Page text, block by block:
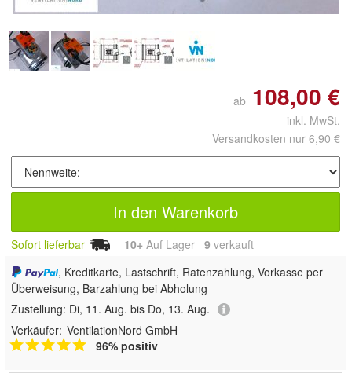
ab 108,00 €
inkl. MwSt.
Versandkosten nur 6,90 €
In den Warenkorb
Sofort lieferbar 10+ Auf Lager 9 verkauft
, Kreditkarte, Lastschrift, Ratenzahlung, Vorkasse per
Überweisung, Barzahlung bei Abholung
Zustellung: Di, 11. Aug. bis Do, 13. Aug.
Verkäufer: VentilationNord GmbH
96% positiv